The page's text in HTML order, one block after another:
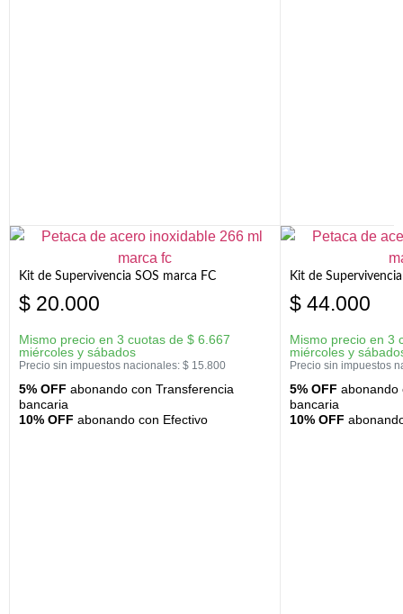
Kit de Supervivencia SOS marca FC
$ 20.000
Mismo precio en 3 cuotas de $ 6.667
miércoles y sábados
Precio sin impuestos nacionales: $ 15.800
5% OFF abonando con Transferencia
bancaria
10% OFF abonando con Efectivo
Kit de
$ 44.000
Mismo precio en 3
miércoles y
Precio sin impuestos
5% OFF abonando
bancaria
10% OFF